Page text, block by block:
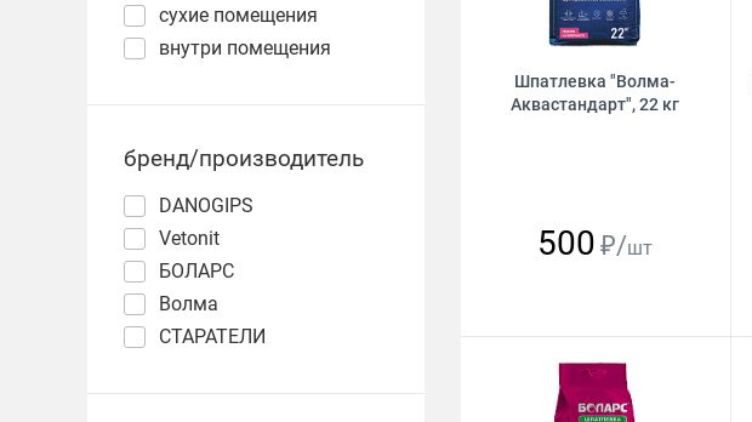
сухие помещения
внутри помещения
бренд/производитель
DANOGIPS
Vetonit
БОЛАРС
Волма
СТАРАТЕЛИ
Шпатлевка "Волма-
Аквастандарт", 22 кг
500 ₽/шт